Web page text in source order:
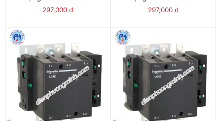
LC1E06-E38 - Model
297,000 đ
LC1E06-E38 - Model
297,000 đ